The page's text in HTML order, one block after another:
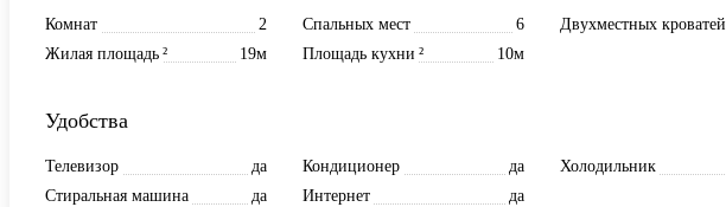
Комнат 2 Спальных мест 6 Двухместных кроватей
Жилая площадь
19м
² Площадь кухни 10м
²
Удобства
Телевизор да Кондиционер да Холодильник
Стиральная машина
да Интернет да